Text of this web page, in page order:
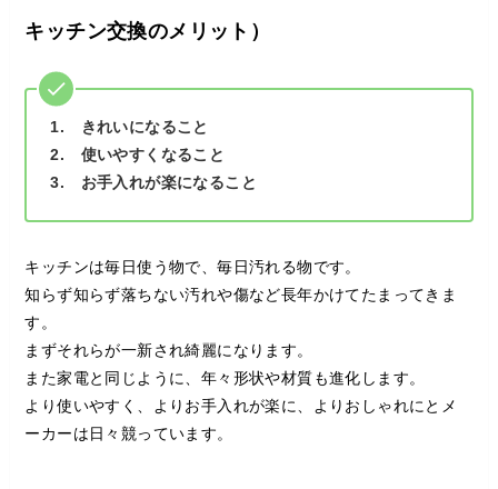
キッチン交換のメリット）
1. きれいになること
2. 使いやすくなること
3. お手入れが楽になること
キッチンは毎日使う物で、毎日汚れる物です。
知らず知らず落ちない汚れや傷など長年かけてたまってきま
す。
まずそれらが一新され綺麗になります。
また家電と同じように、年々形状や材質も進化します。
より使いやすく、よりお手入れが楽に、よりおしゃれにとメ
ーカーは日々競っています。